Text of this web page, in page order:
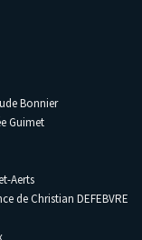
Bonnier
Guimet
Aerts
de Christian DEFEBVRE